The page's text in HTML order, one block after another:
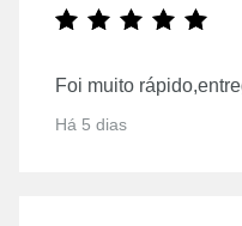
Foi muito
Há 5 dias